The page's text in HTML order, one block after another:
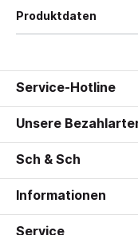
Produktdaten
Service-Hotline
Unsere
Sch & Sch
Informationen
Service